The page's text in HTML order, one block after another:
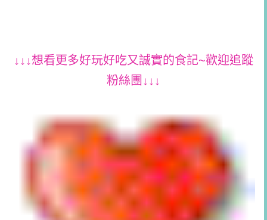
↓↓↓想看更多好玩好吃又誠實的食記~歡迎追蹤
粉絲團↓↓↓